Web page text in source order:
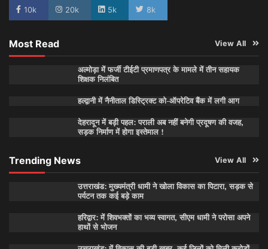
10k 20k 5k 8k
Most Read View All
अल्मोड़ा में फर्जी टीईटी प्रमाणपत्र के मामले में तीन सहायक
शिक्षक निलंबित
हल्द्वानी में नैनीताल डिस्ट्रिक्ट को-ऑपरेटिव बैंक में लगी आग
देहरादून में बड़ी पहल: पराली अब नहीं बनेगी प्रदूषण की वजह,
सड़क निर्माण में होगा इस्तेमाल !
Trending News View All
उत्तराखंड: मुख्यमंत्री धामी ने खोला विकास का पिटारा, सड़क से
पर्यटन तक कई बड़े काम
हरिद्वार: में शिवभक्तों का भव्य स्वागत, सीएम धामी ने परोसा अपने
हाथों से भोजन